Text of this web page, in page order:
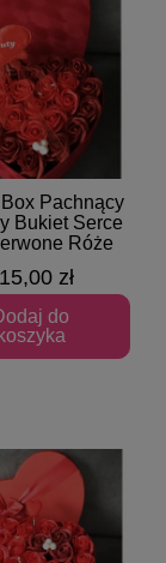
podgląd
Pachnący
Bukiet Serce
Róże
zł
do
koszyka